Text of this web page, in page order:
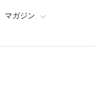
マガジン